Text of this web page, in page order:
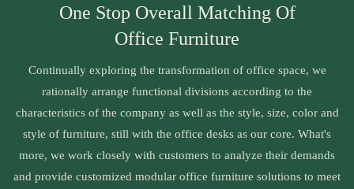
One Stop Overall Matching Of
Office Furniture
Continually exploring the transformation of office space, we
rationally arrange functional divisions according to the
characteristics of the company as well as the style, size, color and
style of furniture, still with the office desks as our core. What's
more, we work closely with customers to analyze their demands
and provide customized modular office furniture solutions to meet